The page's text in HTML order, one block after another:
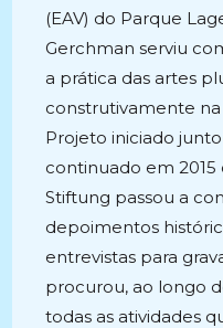
(EAV) do Parque
Gerchman serviu
a prática das artes
construtivamente na
Projeto iniciado
continuado em
Stiftung passou a
depoimentos
entrevistas para
procurou, ao longo
todas as atividades